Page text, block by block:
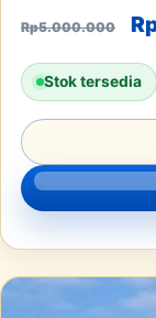
Rp5.000.000
Stok tersedia